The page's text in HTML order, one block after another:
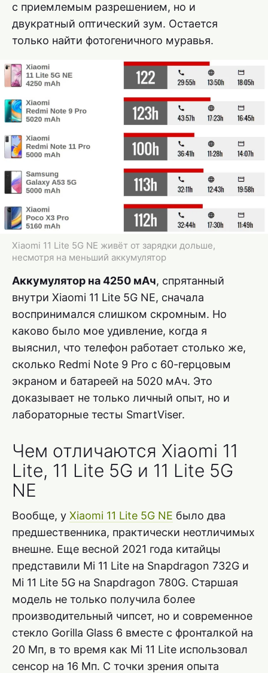
с приемлемым разрешением, но и
двукратный оптический зум. Остается
только найти фотогеничного муравья.
Xiaomi 11 Lite 5G NE живёт от зарядки дольше,
несмотря на меньший аккумулятор
Аккумулятор на 4250 мАч, спрятанный
внутри Xiaomi 11 Lite 5G NE, сначала
воспринимался слишком скромным. Но
каково было мое удивление, когда я
выяснил, что телефон работает столько же,
сколько Redmi Note 9 Pro с 60-герцовым
экраном и батареей на 5020 мАч. Это
доказывает не только личный опыт, но и
лабораторные тесты SmartViser.
Чем отличаются Xiaomi 11
Lite, 11 Lite 5G и 11 Lite 5G
NE
Вообще, у Xiaomi 11 Lite 5G NE было два
предшественника, практически неотличимых
внешне. Еще весной 2021 года китайцы
представили Mi 11 Lite на Snapdragon 732G и
Mi 11 Lite 5G на Snapdragon 780G. Старшая
модель не только получила более
производительный чипсет, но и современное
стекло Gorilla Glass 6 вместе с фронталкой на
20 Мп, в то время как Mi 11 Lite использовал
сенсор на 16 Мп. С точки зрения опыта